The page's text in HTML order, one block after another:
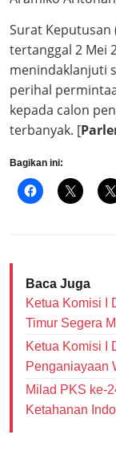
Surat Keputusan
tertanggal 2 Mei
menindaklanjuti
perihal
kepada calon
terbanyak. [
Bagikan ini:
Baca Juga
Ketua Komisi I
Timur Segera
Raya
Ketua Komisi I
Penganiayaan
Milad PKS ke-
Ketahanan